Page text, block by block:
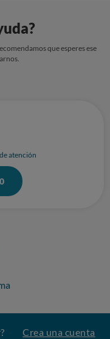
que esperes ese
atención
Crea una cuenta